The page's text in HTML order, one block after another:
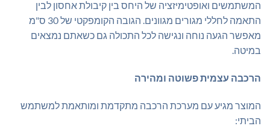
המשתמשים ואופטימיזציה של היחס בין קיבולת אחסון לבין
התאמה לחללי מגורים מגוונים. הגובה הקומפקטי של 30 ס"מ
מאפשר הגעה נוחה ונגישה לכל התכולה גם כשאתם נמצאים
במיטה.
הרכבה עצמית פשוטה ומהירה
המוצר מגיע עם מערכת הרכבה מתקדמת ומותאמת למשתמש
הביתי: